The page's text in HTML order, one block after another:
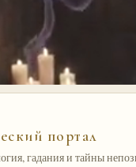
портал
гадания и тайны